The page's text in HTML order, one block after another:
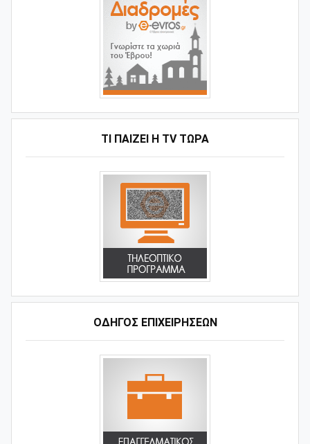
ΤΙ ΠΑΊΖΕΙ Η ΤV ΤΏΡΑ
ΟΔΗΓΌΣ ΕΠΙΧΕΙΡΉΣΕΩΝ